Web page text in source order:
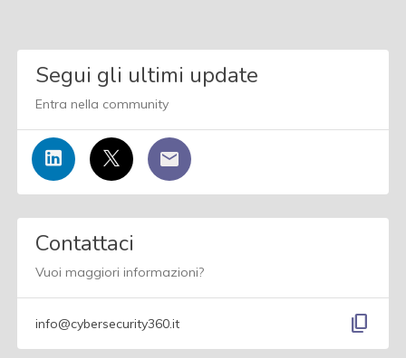
Segui gli ultimi update
Entra nella community
Contattaci
Vuoi maggiori informazioni?
info@cybersecurity360.it content_copy